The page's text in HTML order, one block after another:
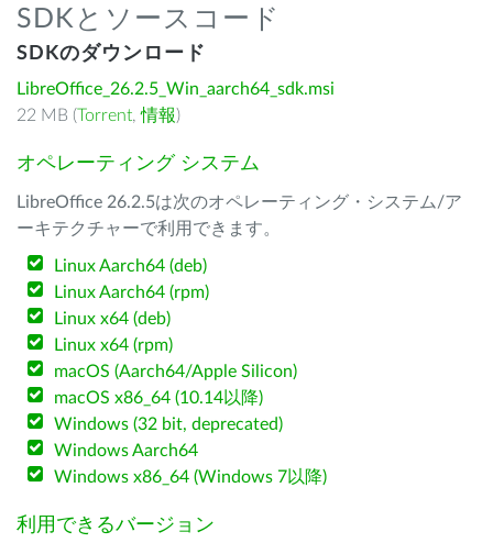
SDKとソースコード
SDKのダウンロード
LibreOffice_26.2.5_Win_aarch64_sdk.msi
22 MB (Torrent,情報)
オペレーティング システム
LibreOffice 26.2.5は次のオペレーティング・システム/ア
ーキテクチャーで利用できます。
Linux Aarch64 (deb)
Linux Aarch64 (rpm)
Linux x64 (deb)
Linux x64 (rpm)
macOS (Aarch64/Apple Silicon)
macOS x86_64 (10.14以降)
Windows (32 bit, deprecated)
Windows Aarch64
Windows x86_64 (Windows 7以降)
利用できるバージョン